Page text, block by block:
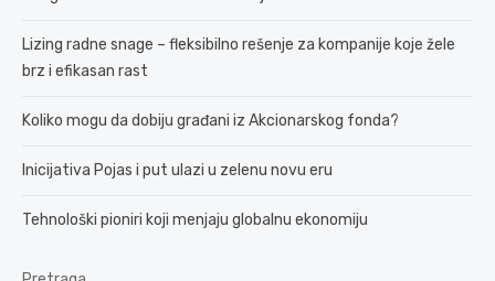
Lizing radne snage – fleksibilno rešenje za kompanije koje žele
brz i efikasan rast
Koliko mogu da dobiju građani iz Akcionarskog fonda?
Inicijativa Pojas i put ulazi u zelenu novu eru
Tehnološki pioniri koji menjaju globalnu ekonomiju